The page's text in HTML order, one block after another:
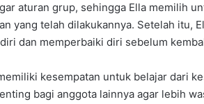
aturan grup, sehingga Ella memilih
yang telah dilakukannya. Setelah itu,
dan memperbaiki diri sebelum
kesempatan untuk belajar dari
bagi anggota lainnya agar lebih